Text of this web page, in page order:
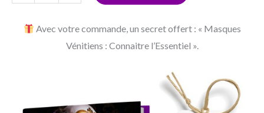
Avec votre commande, un secret offert : « Masques
Vénitiens : Connaitre l’Essentiel ».